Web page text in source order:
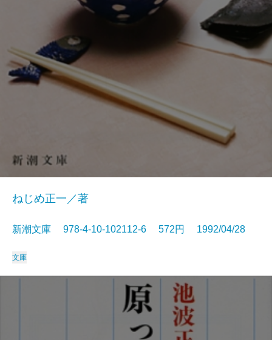
ねじめ正一／著
新潮文庫 978-4-10-102112-6 572円 1992/04/28
文庫